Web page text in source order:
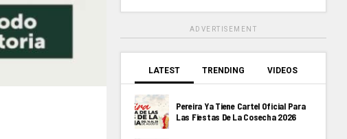
ADVERTISEMENT
LATEST TRENDING VIDEOS
Pereira Ya Tiene Cartel Oficial Para
Las Fiestas De La Cosecha 2026